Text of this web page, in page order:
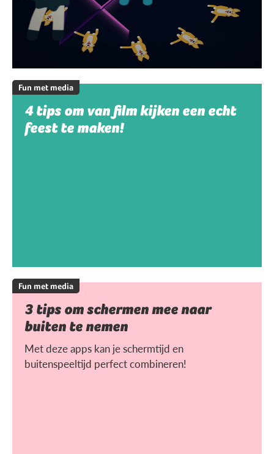
Fun met media
4 tips om van film kijken een echt
feest te maken!
Fun met media
3 tips om schermen mee naar
buiten te nemen
Met deze apps kan je schermtijd en
buitenspeeltijd perfect combineren!